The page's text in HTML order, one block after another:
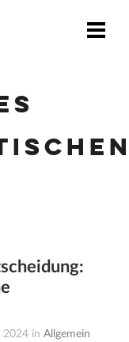
2024 inAllgemein